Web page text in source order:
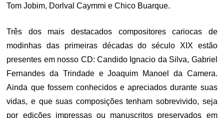
Tom Jobim, Dorlval Caymmi e Chico Buarque.
Três dos mais destacados compositores cariocas de
modinhas das primeiras décadas do século XIX estão
presentes em nosso CD: Candido Ignacio da Silva, Gabriel
Fernandes da Trindade e Joaquim Manoel da Camera.
Ainda que fossem conhecidos e apreciados durante suas
vidas, e que suas composições tenham sobrevivido, seja
por edições impressas ou manuscritos preservados em